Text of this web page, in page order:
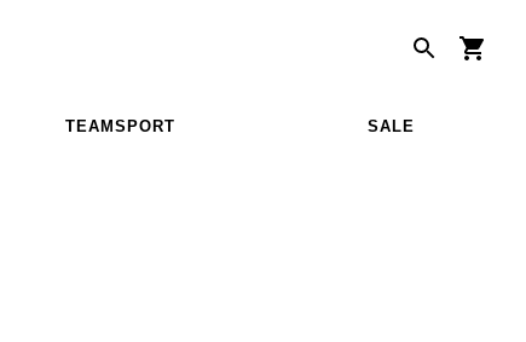
TEAMSPORT SALE